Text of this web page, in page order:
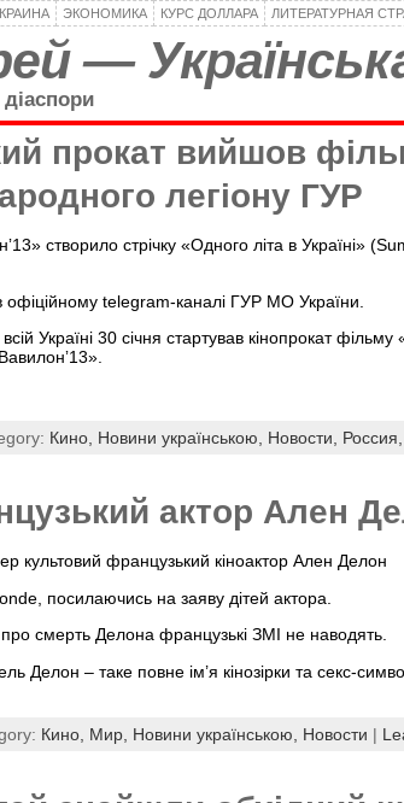
ЭКОНОМИКА КУРС ДОЛЛАРА ЛИТЕРАТУРНАЯ
—
прокат вийшов
легіону ГУР
створило стрічку «Одного літа в Україні»
офіційному telegram-каналі ГУР МО України.
Україні 30 січня стартував кінопрокат
Кино, Новини українською, Новости, Россия,
актор Ален
культовий французький кіноактор Ален Делон
посилаючись на заяву дітей актора.
смерть Делона французькі ЗМІ не наводять.
Делон – таке повне ім’я кінозірки та секс-
Кино, Мир, Новини українською, Новости |